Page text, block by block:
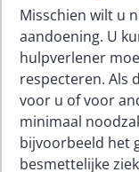
Misschien wilt u
aandoening. U
hulpverlener
respecteren. Als
voor u of voor
minimaal
bijvoorbeeld het
besmettelijke